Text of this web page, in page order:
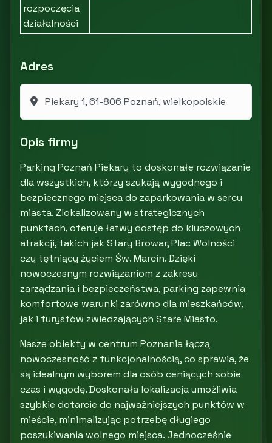
rozpoczęcia
działalności
Adres
Piekary 1, 61-806 Poznań, wielkopolskie
Opis firmy
Parking Poznań Piekary to doskonałe rozwiązanie
dla wszystkich, którzy szukają wygodnego i
bezpiecznego miejsca do zaparkowania w sercu
miasta. Zlokalizowany w strategicznych
punktach, oferuje łatwy dostęp do kluczowych
atrakcji, takich jak Stary Browar, Plac Wolności
czy tętniący życiem Św. Marcin. Dzięki
nowoczesnym rozwiązaniom z zakresu
zarządzania i bezpieczeństwa, parking zapewnia
komfortowe warunki zarówno dla mieszkańców,
jak i turystów zwiedzających Stare Miasto.
Nasze obiekty w centrum Poznania łączą
nowoczesność z funkcjonalnością, co sprawia, że
są idealnym wyborem dla osób ceniących sobie
czas i wygodę. Doskonała lokalizacja umożliwia
szybkie dotarcie do najważniejszych punktów w
mieście, minimalizując potrzebę długiego
poszukiwania wolnego miejsca. Jednocześnie